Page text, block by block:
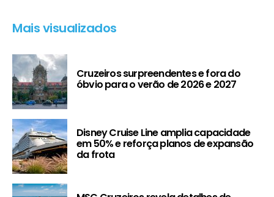
Mais visualizados
Cruzeiros surpreendentes e fora do
óbvio para o verão de 2026 e 2027
Disney Cruise Line amplia capacidade
em 50% e reforça planos de expansão
da frota